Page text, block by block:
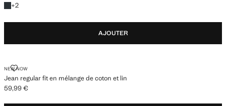
+2
+2 couleurs
AJOUTER
NEW NOW
Jean regular fit en mélange de coton et lin
JEAN REGULAR FIT EN MÉLANGE DE COTON ET LIN
Prix actuel [59,99 € ]
59,99 €